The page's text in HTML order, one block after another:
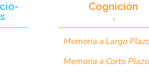
Cognición
.
Memoria a Largo
Memoria a Corto Plazo